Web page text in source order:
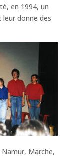
en 1994, un
donne des
Marche,